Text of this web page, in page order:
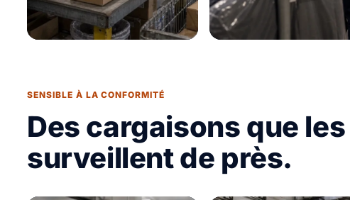
SENSIBLE À LA CONFORMITÉ
Des cargaisons que
surveillent de près.